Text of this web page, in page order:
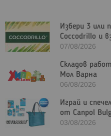
Избери 3 или
Coccodrillo и
07/08/2026
Складов
Мол Варна
06/08/2026
Играй и
от Canpol
03/08/2026